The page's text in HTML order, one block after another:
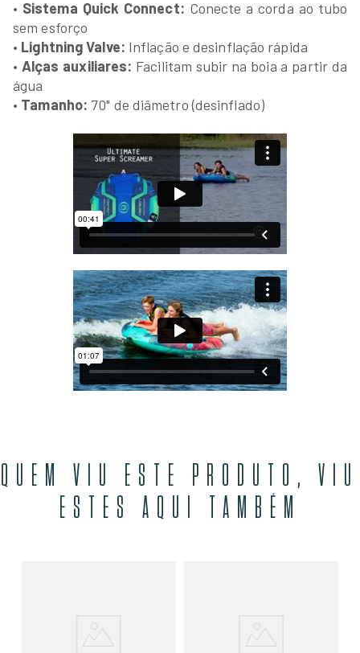
• Sistema Quick Connect: Conecte a corda ao tubo
sem esforço
• Lightning Valve: Inflação e desinflação rápida
• Alças auxiliares: Facilitam subir na boia a partir da
água
• Tamanho: 70" de diâmetro (desinflado)
QUEM VIU ESTE PRODUTO, VIU
ESTES AQUI TAMBÉM